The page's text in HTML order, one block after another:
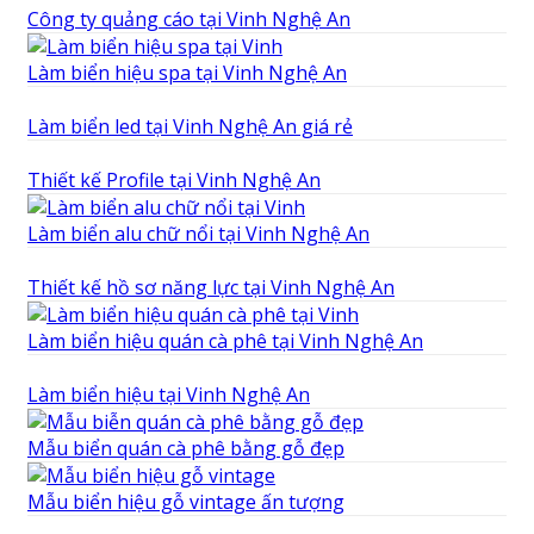
Công ty quảng cáo tại Vinh Nghệ An
Làm biển hiệu spa tại Vinh Nghệ An
Làm biển led tại Vinh Nghệ An giá rẻ
Thiết kế Profile tại Vinh Nghệ An
Làm biển alu chữ nổi tại Vinh Nghệ An
Thiết kế hồ sơ năng lực tại Vinh Nghệ An
Làm biển hiệu quán cà phê tại Vinh Nghệ An
Làm biển hiệu tại Vinh Nghệ An
Mẫu biển quán cà phê bằng gỗ đẹp
Mẫu biển hiệu gỗ vintage ấn tượng